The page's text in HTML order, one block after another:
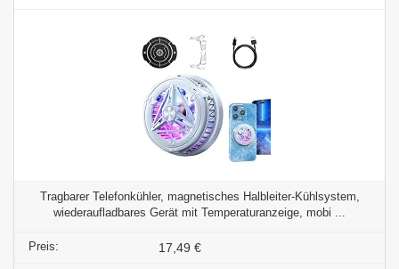
Tragbarer Telefonkühler, magnetisches Halbleiter-Kühlsystem,
wiederaufladbares Gerät mit Temperaturanzeige, mobi ...
17,49 €